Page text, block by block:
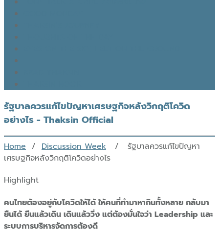
รัฐบาลควรแก้ไขปัญหาเศรษฐกิจหลังวิกฤติโควิด
อย่างไร - Thaksin Official
Home / Discussion Week / รัฐบาลควรแก้ไขปัญหา
เศรษฐกิจหลังวิกฤติโควิดอย่างไร
Highlight
คนไทยต้องอยู่กับโควิดให้ได้ ให้คนที่ทำมาหากินทั้งหลาย กลับมา
ยืนได้ ยืนแล้วเดิน เดินแล้ววิ่ง แต่ต้องมั่นใจว่า Leadership และ
ระบบการบริหารจัดการต้องดี